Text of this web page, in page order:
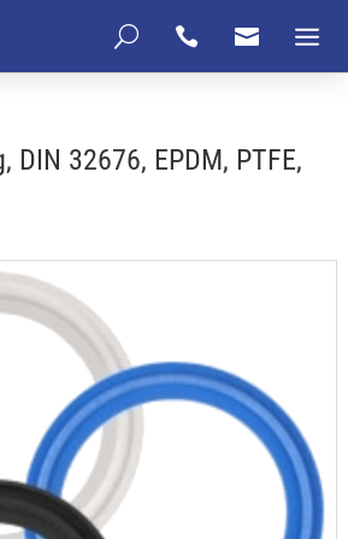
 
U
DIN 32676, EPDM, PTFE,